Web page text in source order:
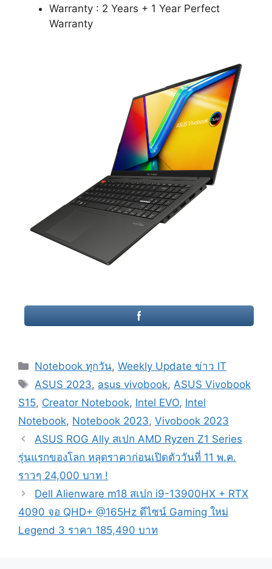
Warranty : 2 Years + 1 Year Perfect
Warranty
Categories
Notebook ทุกวัน,Weekly Update ข่าว IT
Tags
ASUS 2023, asus vivobook, ASUS Vivobook
S15, Creator Notebook, Intel EVO, Intel
Notebook, Notebook 2023, Vivobook 2023
Post
navigation
ASUS ROG Ally สเปก AMD Ryzen Z1 Series
รุ่นแรกของโลก หลุดราคาก่อนเปิดตัววันที่ 11 พ.ค.
ราวๆ 24,000 บาท !
Dell Alienware m18 สเปก i9-13900HX + RTX
4090 จอ QHD+ @165Hz ดีไซน์ Gaming ใหม่
Legend 3 ราคา 185,490 บาท